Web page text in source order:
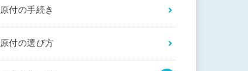
付の手続き
付の選び方